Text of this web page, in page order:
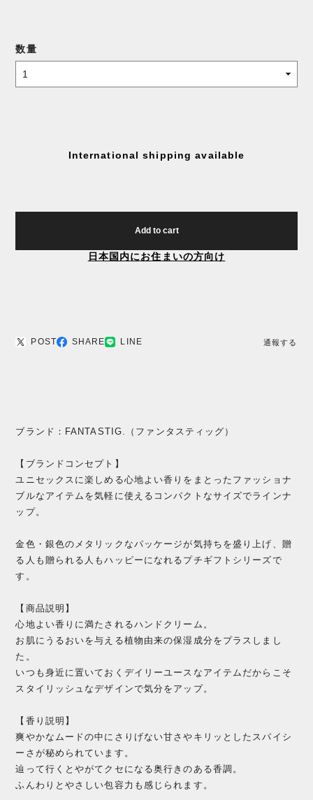
数量
International shipping available
Add to cart
日本国内にお住まいの方向け
POST SHARE LINE 通報する
ブランド：FANTASTIG.（ファンタスティッグ）
【ブランドコンセプト】
ユニセックスに楽しめる心地よい香りをまとったファッショナ
ブルなアイテムを気軽に使えるコンパクトなサイズでラインナ
ップ。
金色・銀色のメタリックなパッケージが気持ちを盛り上げ、贈
る人も贈られる人もハッピーになれるプチギフトシリーズで
す。
【商品説明】
心地よい香りに満たされるハンドクリーム。
お肌にうるおいを与える植物由来の保湿成分をプラスしまし
た。
いつも身近に置いておくデイリーユースなアイテムだからこそ
スタイリッシュなデザインで気分をアップ。
【香り説明】
爽やかなムードの中にさりげない甘さやキリッとしたスパイシ
ーさが秘められています。
辿って行くとやがてクセになる奥行きのある香調。
ふんわりとやさしい包容力も感じられます。